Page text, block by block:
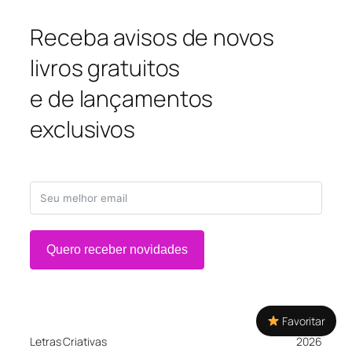
Receba avisos de novos
livros gratuitos
e de lançamentos
exclusivos
Quero receber novidades
Letras Criativas 2026
Favoritar